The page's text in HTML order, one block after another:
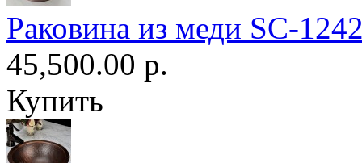
Раковина из меди SC-
45,500.00 р.
Купить